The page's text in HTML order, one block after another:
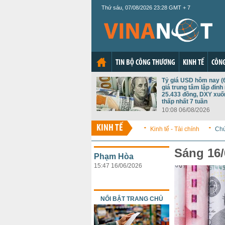
Thứ sáu, 07/08/2026 23:28 GMT + 7
TIN BỘ CÔNG THƯƠNG KINH TẾ
Tỷ giá USD hôm nay
giá trung tâm lập
25.433 đồng, DXY
thấp nhất 7 tuần
10:08 06/08/2026
KINH TẾ Kinh tế - Tài chính
Sáng
Phạm Hòa
15:47 16/06/2026
NỔI BẬT TRANG CHỦ